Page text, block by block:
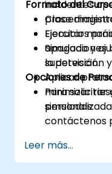
incidentes
Ejecutar
apagado y
supervisión.
Aplicar
minimizar
simuladas.
Formato del
Clase
Ejercicios
Simulaciones
la detección
Opciones de
Para solicitar
contáctenos
Leer más...